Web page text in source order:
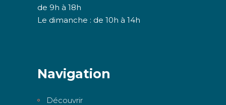
de 9h à 18h
Le dimanche : de 10h à 14h
Navigation
Découvrir